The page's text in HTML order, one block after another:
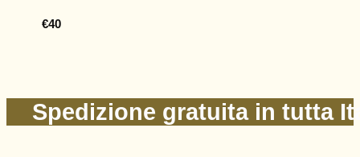
€40
Spedizione gratuita in tutta